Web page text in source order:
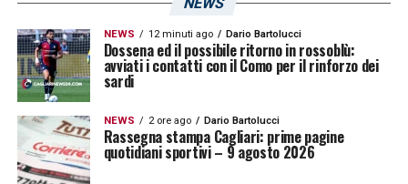
NEWS 12 minuti ago Dario Bartolucci
Dossena ed il possibile ritorno in rossoblù:
avviati i contatti con il Como per il rinforzo dei
sardi
NEWS 2 ore ago Dario Bartolucci
Rassegna stampa Cagliari: prime pagine
quotidiani sportivi – 9 agosto 2026